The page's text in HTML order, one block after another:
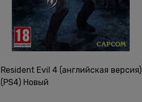
Resident Evil 4 (английская версия)
(PS4) Новый